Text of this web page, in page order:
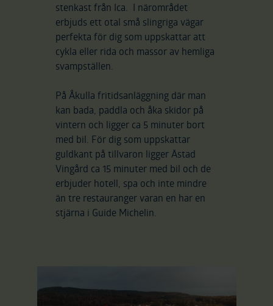
stenkast från Ica. I närområdet
erbjuds ett otal små slingriga vägar
perfekta för dig som uppskattar att
cykla eller rida och massor av hemliga
svampställen.
På Åkulla fritidsanläggning där man
kan bada, paddla och åka skidor på
vintern och ligger ca 5 minuter bort
med bil. För dig som uppskattar
guldkant på tillvaron ligger Ästad
Vingård ca 15 minuter med bil och de
erbjuder hotell, spa och inte mindre
än tre restauranger varan en har en
stjärna i Guide Michelin.